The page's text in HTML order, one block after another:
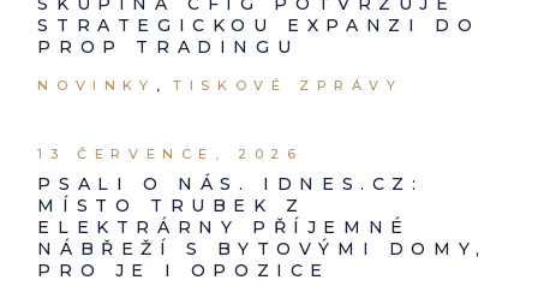
STRATEGICKOU EXPANZI DO
PROP TRADINGU
NOVINKY TISKOVÉ ZPRÁVY
13 ČERVENCE, 2026
PSALI O NÁS. IDNES.CZ:
MÍSTO TRUBEK Z
ELEKTRÁRNY PŘÍJEMNÉ
NÁBŘEŽÍ S BYTOVÝMI DOMY,
PRO JE I OPOZICE